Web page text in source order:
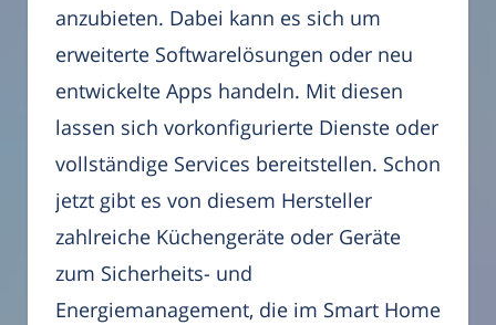
anzubieten. Dabei kann es sich um
erweiterte Softwarelösungen oder neu
entwickelte Apps handeln. Mit diesen
lassen sich vorkonfigurierte Dienste oder
vollständige Services bereitstellen. Schon
jetzt gibt es von diesem Hersteller
zahlreiche Küchengeräte oder Geräte
zum Sicherheits- und
Energiemanagement, die im Smart Home